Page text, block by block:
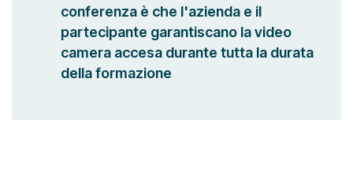
conferenza è che l'azienda e il
partecipante garantiscano la video
camera accesa durante tutta la durata
della formazione